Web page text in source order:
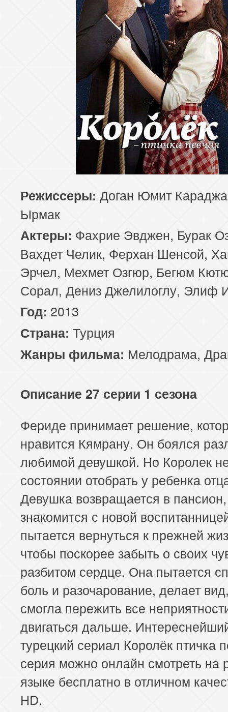
Режиссеры: Доган Юмит
Ырмак
Актеры: Фахрие Эвджен, Бурак
Вахдет Челик, Ферхан Шенсой,
Эрчел, Мехмет Озгюр, Бегюм
Сорал, Дениз Джелилоглу, Элиф
Год: 2013
Страна: Турция
Жанры фильма: Мелодрама,
Описание 27 серии 1 сезона
Фериде принимает решение,
нравится Кямрану. Он боялся
любимой девушкой. Но Королек
состоянии отобрать у ребенка
Девушка возвращается в
знакомится с новой
пытается вернуться к прежней
чтобы поскорее забыть о своих
разбитом сердце. Она пытается
боль и разочарование, делает
смогла пережить все
двигаться дальше.
турецкий сериал Королёк птичка
серия можно онлайн смотреть на
языке бесплатно в отличном
HD.